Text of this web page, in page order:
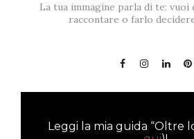
La tua immagine parla di te: vuoi
raccontare o farlo
Leggi la mia guida “Oltre